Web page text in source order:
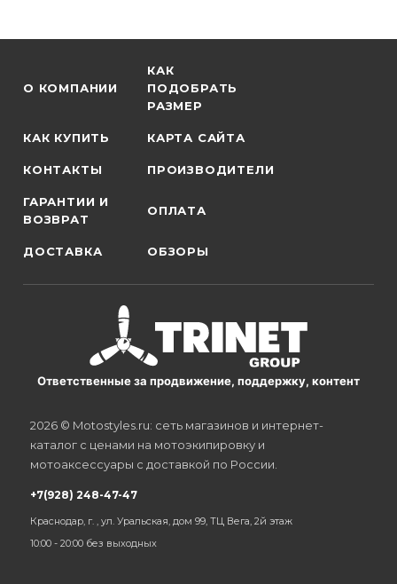
О КОМПАНИИ
КАК
ПОДОБРАТЬ
РАЗМЕР
КАК КУПИТЬ КАРТА САЙТА
КОНТАКТЫ ПРОИЗВОДИТЕЛИ
ГАРАНТИИ И
ВОЗВРАТ
ОПЛАТА
ДОСТАВКА ОБЗОРЫ
Ответственные за продвижение, поддержку, контент
2026 © Motostyles.ru: сеть магазинов и интернет-
каталог с ценами на мотоэкипировку и
мотоаксессуары с доставкой по России.
+7(928) 248-47-47
Краснодар, г. , ул. Уральская, дом 99, ТЦ Вега, 2й этаж
10:00 - 20:00 без выходных